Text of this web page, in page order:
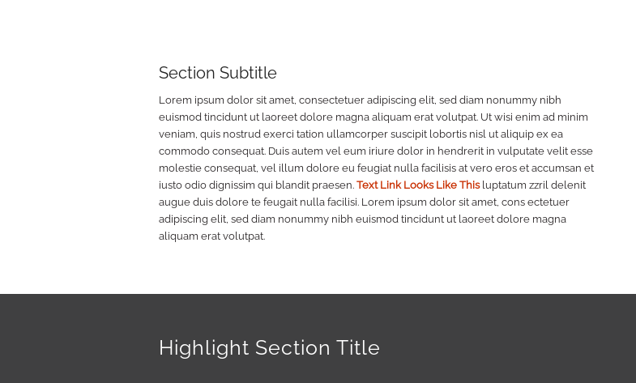
Section Subtitle
Lorem ipsum dolor sit amet, consectetuer adipiscing elit, sed diam nonummy nibh
euismod tincidunt ut laoreet dolore magna aliquam erat volutpat. Ut wisi enim ad minim
veniam, quis nostrud exerci tation ullamcorper suscipit lobortis nisl ut aliquip ex ea
commodo consequat. Duis autem vel eum iriure dolor in hendrerit in vulputate velit esse
molestie consequat, vel illum dolore eu feugiat nulla facilisis at vero eros et accumsan et
iusto odio dignissim qui blandit praesen. Text Link Looks Like Thisluptatum zzril delenit
augue duis dolore te feugait nulla facilisi. Lorem ipsum dolor sit amet, cons ectetuer
adipiscing elit, sed diam nonummy nibh euismod tincidunt ut laoreet dolore magna
aliquam erat volutpat.
Highlight Section Title